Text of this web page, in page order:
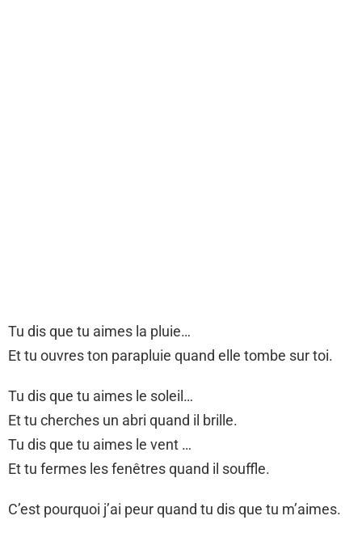
Tu dis que tu aimes la pluie…
Et tu ouvres ton parapluie quand elle tombe sur toi.
Tu dis que tu aimes le soleil…
Et tu cherches un abri quand il brille.
Tu dis que tu aimes le vent …
Et tu fermes les fenêtres quand il souffle.
C’est pourquoi j’ai peur quand tu dis que tu m’aimes.